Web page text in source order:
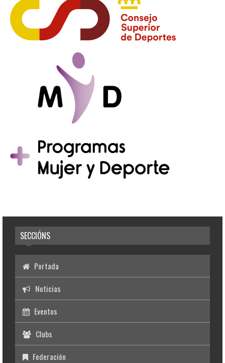
SECCIÓNS
Portada
Noticias
Eventos
Clubs
Federación